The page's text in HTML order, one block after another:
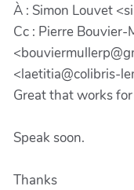
À : Simon Louvet
Cc : Pierre Bouvier-
<laetitia@colibris-
Great that works for
Speak soon.
Thanks